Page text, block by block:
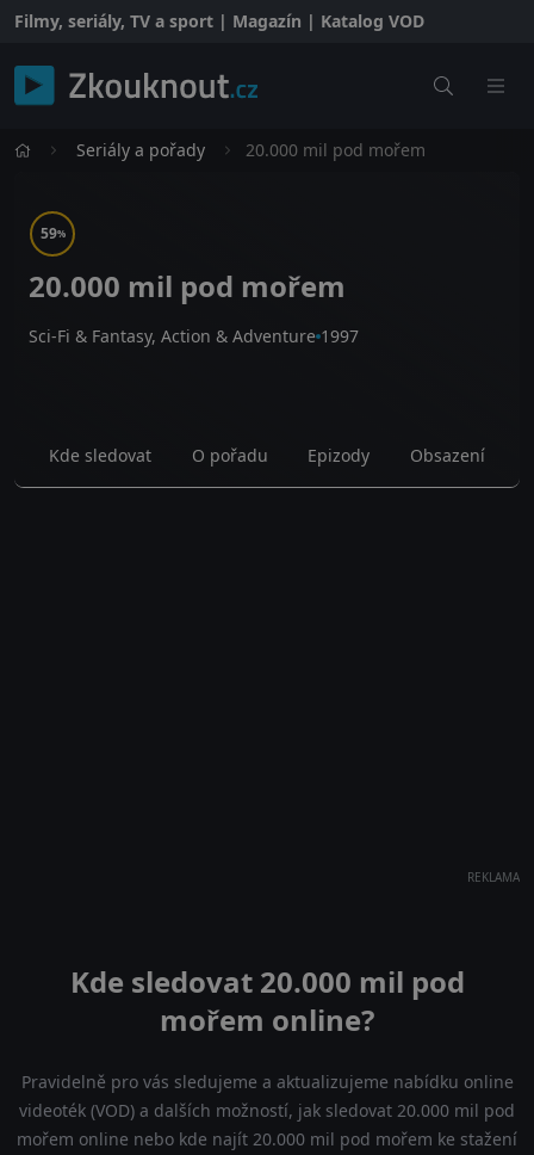
Filmy, seriály, TV a sport | Magazín | Katalog VOD
Seriály a pořady 20.000 mil pod mořem
59%
20.000 mil pod mořem
Sci-Fi & Fantasy, Action & Adventure 1997
Kde sledovat O pořadu Epizody Obsazení
REKLAMA
Kde sledovat 20.000 mil pod
mořem online?
Pravidelně pro vás sledujeme a aktualizujeme nabídku online
videoték (VOD) a dalších možností, jak sledovat 20.000 mil pod
mořem online nebo kde najít 20.000 mil pod mořem ke stažení